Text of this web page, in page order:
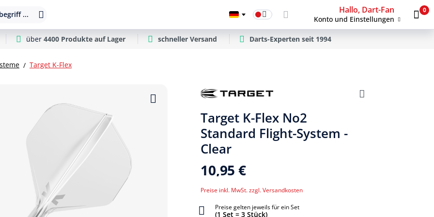
... Hallo, Dart-Fan
Konto und Einstellungen
0
über 4400 Produkte auf Lager schneller Versand Darts-Experten seit 1994
Target K-Flex
Target K-Flex No2
Standard Flight-System -
Clear
10,95 €
Preise inkl. MwSt. zzgl. Versandkosten
Preise gelten jeweils für ein Set
(1 Set = 3 Stück)